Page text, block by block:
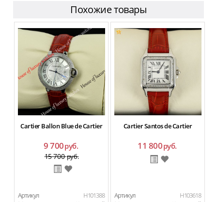
Похожие товары
Cartier Ballon Blue de Cartier
9 700руб.
15 700руб.
Артикул
H101388
Cartier Santos de Cartier
11 800руб.
Артикул
H103618